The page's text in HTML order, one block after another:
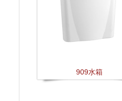
909水箱